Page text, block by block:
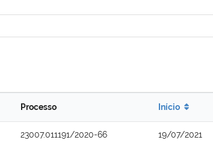
Processo Início
23007.011191/2020-66 19/07/2021